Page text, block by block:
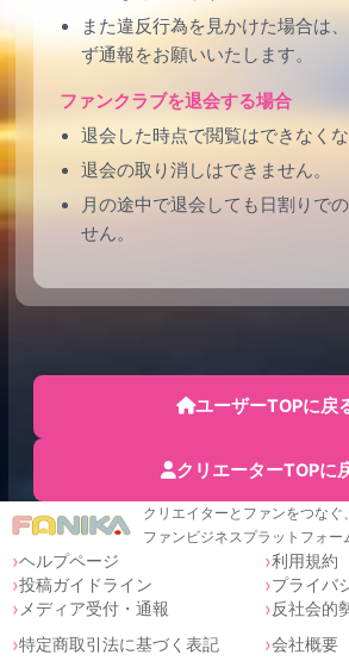
また違反行為を見かけた場合は
ず通報をお願いいたします。
ファンクラブを退会する場合
退会した時点で閲覧はできなくな
退会の取り消しはできません。
月の途中で退会しても日割りで
せん。
ユーザーTOPに戻
クリエーターTOPに
クリエイターとファンをつなぐ、
ファンビジネスプラットフォー
ヘルプページ
投稿ガイドライン
メディア受付・通報
利用規約
プライバ
反社会的
特定商取引法に基づく表記
会社概要